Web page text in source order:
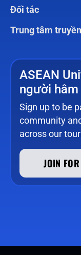
Đối tác
Trung tâm
ASEAN
người
Sign up to be
community
across our
JOIN